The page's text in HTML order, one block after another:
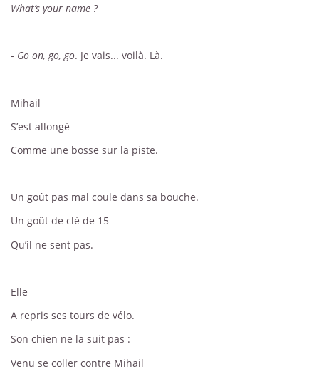
What’s your name ?
- Go on, go, go. Je vais... voilà. Là.
Mihail
S’est allongé
Comme une bosse sur la piste.
Un goût pas mal coule dans sa bouche.
Un goût de clé de 15
Qu’il ne sent pas.
Elle
A repris ses tours de vélo.
Son chien ne la suit pas :
Venu se coller contre Mihail